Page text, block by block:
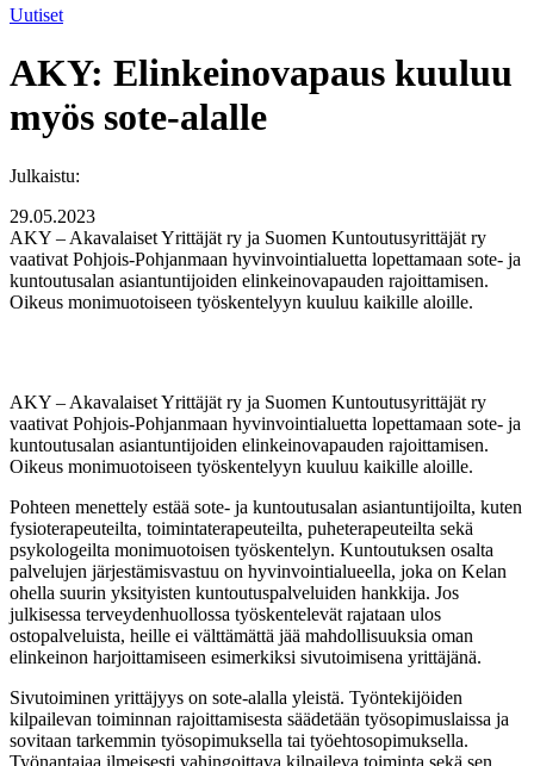
Uutiset
AKY: Elinkeinovapaus kuuluu
myös sote-alalle
Julkaistu:
29.05.2023
AKY – Akavalaiset Yrittäjät ry ja Suomen Kuntoutusyrittäjät ry
vaativat Pohjois-Pohjanmaan hyvinvointialuetta lopettamaan sote- ja
kuntoutusalan asiantuntijoiden elinkeinovapauden rajoittamisen.
Oikeus monimuotoiseen työskentelyyn kuuluu kaikille aloille.
AKY – Akavalaiset Yrittäjät ry ja Suomen Kuntoutusyrittäjät ry
vaativat Pohjois-Pohjanmaan hyvinvointialuetta lopettamaan sote- ja
kuntoutusalan asiantuntijoiden elinkeinovapauden rajoittamisen.
Oikeus monimuotoiseen työskentelyyn kuuluu kaikille aloille.
Pohteen menettely estää sote- ja kuntoutusalan asiantuntijoilta, kuten
fysioterapeuteilta, toimintaterapeuteilta, puheterapeuteilta sekä
psykologeilta monimuotoisen työskentelyn. Kuntoutuksen osalta
palvelujen järjestämisvastuu on hyvinvointialueella, joka on Kelan
ohella suurin yksityisten kuntoutuspalveluiden hankkija. Jos
julkisessa terveydenhuollossa työskentelevät rajataan ulos
ostopalveluista, heille ei välttämättä jää mahdollisuuksia oman
elinkeinon harjoittamiseen esimerkiksi sivutoimisena yrittäjänä.
Sivutoiminen yrittäjyys on sote-alalla yleistä. Työntekijöiden
kilpailevan toiminnan rajoittamisesta säädetään työsopimuslaissa ja
sovitaan tarkemmin työsopimuksella tai työehtosopimuksella.
Työnantajaa ilmeisesti vahingoittava kilpaileva toiminta sekä sen